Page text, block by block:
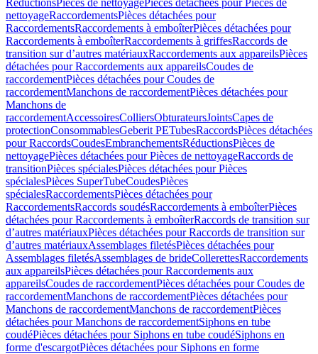
RéductionsPièces de nettoyagePièces détachées pour Pièces de
nettoyageRaccordementsPièces détachées pour
RaccordementsRaccordements à emboîterPièces détachées pour
Raccordements à emboîterRaccordements à griffesRaccords de
transition sur d’autres matériauxRaccordements aux appareilsPièces
détachées pour Raccordements aux appareilsCoudes de
raccordementPièces détachées pour Coudes de
raccordementManchons de raccordementPièces détachées pour
Manchons de
raccordementAccessoiresColliersObturateursJointsCapes de
protectionConsommablesGeberit PETubesRaccordsPièces détachées
pour RaccordsCoudesEmbranchementsRéductionsPièces de
nettoyagePièces détachées pour Pièces de nettoyageRaccords de
transitionPièces spécialesPièces détachées pour Pièces
spécialesPièces SuperTubeCoudesPièces
spécialesRaccordementsPièces détachées pour
RaccordementsRaccords soudésRaccordements à emboîterPièces
détachées pour Raccordements à emboîterRaccords de transition sur
d’autres matériauxPièces détachées pour Raccords de transition sur
d’autres matériauxAssemblages filetésPièces détachées pour
Assemblages filetésAssemblages de brideCollerettesRaccordements
aux appareilsPièces détachées pour Raccordements aux
appareilsCoudes de raccordementPièces détachées pour Coudes de
raccordementManchons de raccordementPièces détachées pour
Manchons de raccordementManchons de raccordementPièces
détachées pour Manchons de raccordementSiphons en tube
coudéPièces détachées pour Siphons en tube coudéSiphons en
forme d'escargotPièces détachées pour Siphons en forme